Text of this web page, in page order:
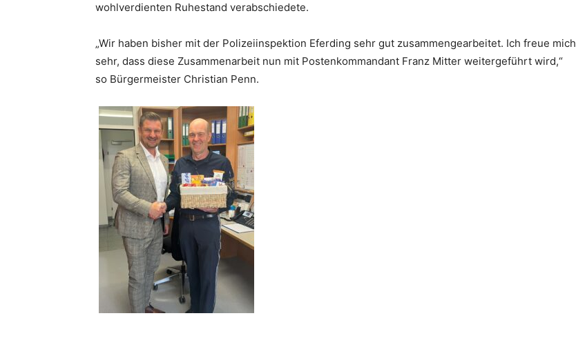
wohlverdienten Ruhestand verabschiedete.
„Wir haben bisher mit der Polizeiinspektion Eferding sehr gut zusammengearbeitet. Ich freue mich
sehr, dass diese Zusammenarbeit nun mit Postenkommandant Franz Mitter weitergeführt wird,“
so Bürgermeister Christian Penn.